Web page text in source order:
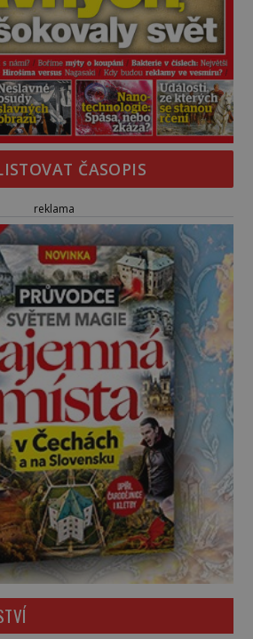
ČASOPIS
reklama